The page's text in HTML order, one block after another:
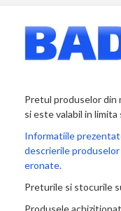
Pretul produselor din
si este valabil in
Informatiile
descrierile
eronate.
Preturile si stocurile
Produsele